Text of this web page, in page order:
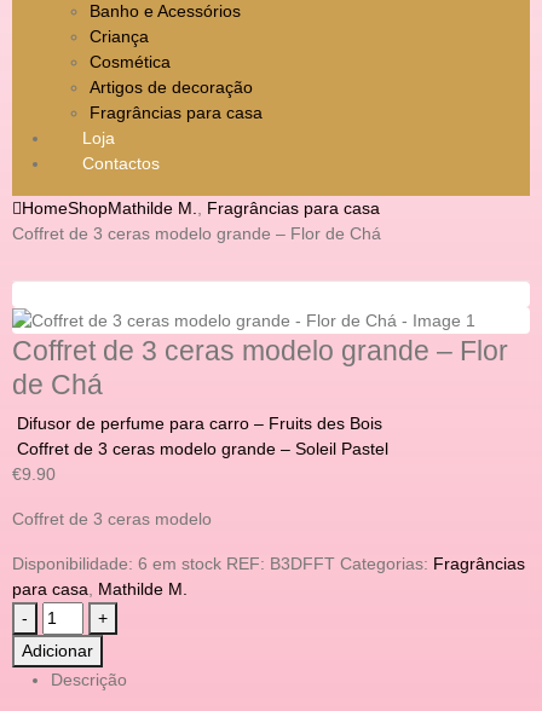
Banho e Acessórios
Criança
Cosmética
Artigos de decoração
Fragrâncias para casa
Loja
Contactos
HomeShopMathilde M.
Fragrâncias para casa
Coffret de 3 ceras modelo grande – Flor de Chá
Coffret de 3 ceras modelo grande – Flor
de Chá
Difusor de perfume para carro – Fruits des Bois
Coffret de 3 ceras modelo grande – Soleil Pastel
€9.90
Coffret de 3 ceras modelo
Disponibilidade: 6 em stock REF: B3DFFT Categorias: Fragrâncias
para casa
Mathilde M.
-
+
Adicionar
Descrição